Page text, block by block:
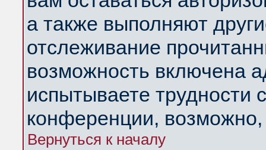
а также выполняют
отслеживание
возможность включена
испытываете трудности
конференции,
Вернуться к началу